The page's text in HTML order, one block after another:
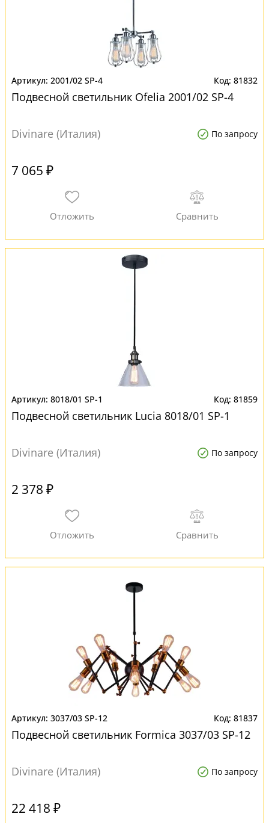
2001/02 SP-4 81832
Подвесной светильник Ofelia 2001/02 SP-4
Divinare (Италия) По запросу
7 065 ₽
8018/01 SP-1 81859
Подвесной светильник Lucia 8018/01 SP-1
Divinare (Италия) По запросу
2 378 ₽
3037/03 SP-12 81837
Подвесной светильник Formica 3037/03 SP-12
Divinare (Италия) По запросу
22 418 ₽